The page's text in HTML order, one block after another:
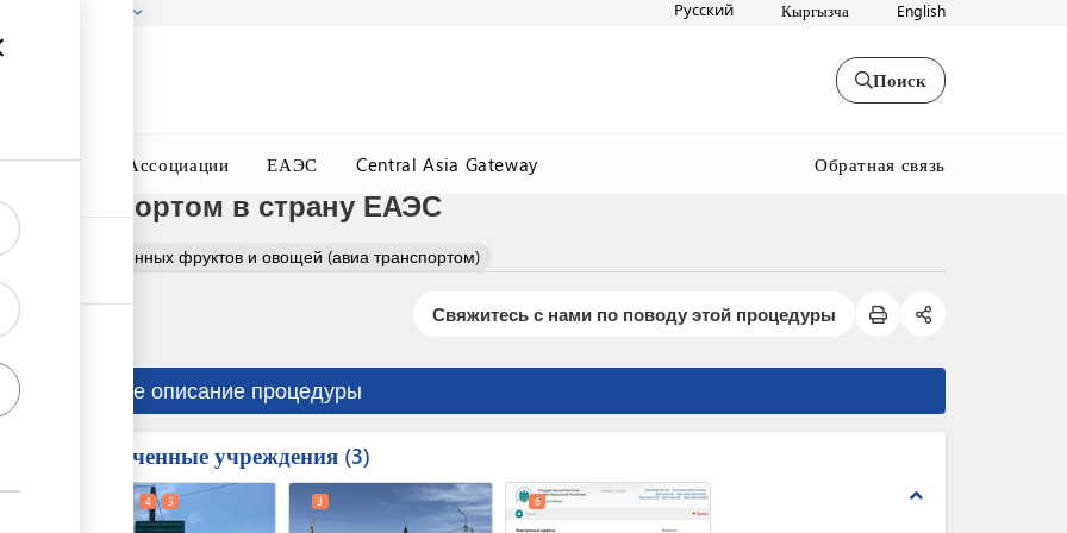
Русский Кыргызча English
Поиск
Окна Ассоциации ЕАЭС Central Asia Gateway Обратная связь
транспортом в страну ЕАЭС
сушенных фруктов и овощей (авиа транспортом)
Свяжитесь с нами по поводу этой процедуры
Краткое описание процедуры
Вовлеченные учреждения 3
expand_less
4 5 3 6